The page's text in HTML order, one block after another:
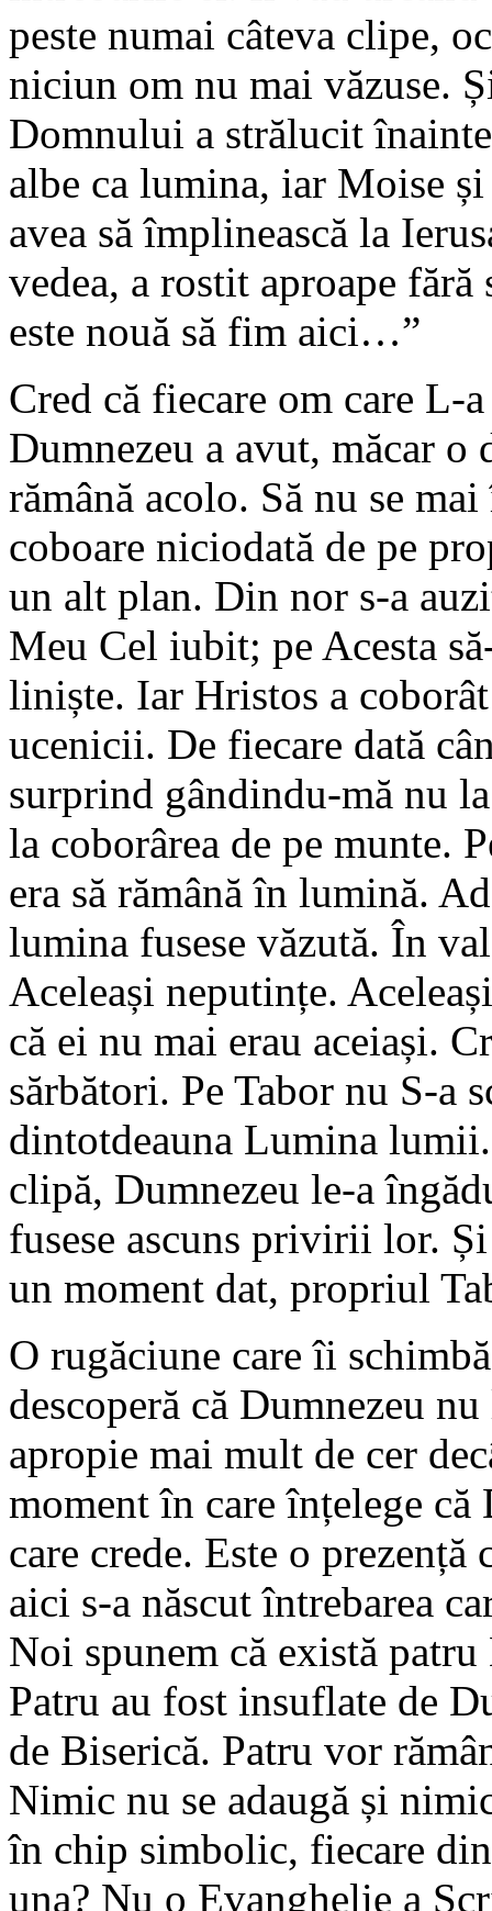
peste numai câteva clipe,
niciun om nu mai văzuse.
Domnului a strălucit
albe ca lumina, iar Moise
avea să împlinească la
vedea, a rostit aproape fără
este nouă să fim aici…”
Cred că fiecare om care L-
Dumnezeu a avut, măcar o
rămână acolo. Să nu se
coboare niciodată de pe
un alt plan. Din nor s-a
Meu Cel iubit; pe Acesta
liniște. Iar Hristos a
ucenicii. De fiecare dată
surprind gândindu-mă nu
la coborârea de pe munte.
era să rămână în lumină.
lumina fusese văzută. În
Aceleași neputințe.
că ei nu mai erau aceiași.
sărbători. Pe Tabor nu S-a
dintotdeauna Lumina
clipă, Dumnezeu le-a
fusese ascuns privirii lor.
un moment dat, propriul
O rugăciune care îi
descoperă că Dumnezeu
apropie mai mult de cer
moment în care înțelege că
care crede. Este o
aici s-a născut întrebarea
Noi spunem că există
Patru au fost insuflate de
de Biserică. Patru vor
Nimic nu se adaugă și
în chip simbolic, fiecare
una? Nu o Evanghelie a